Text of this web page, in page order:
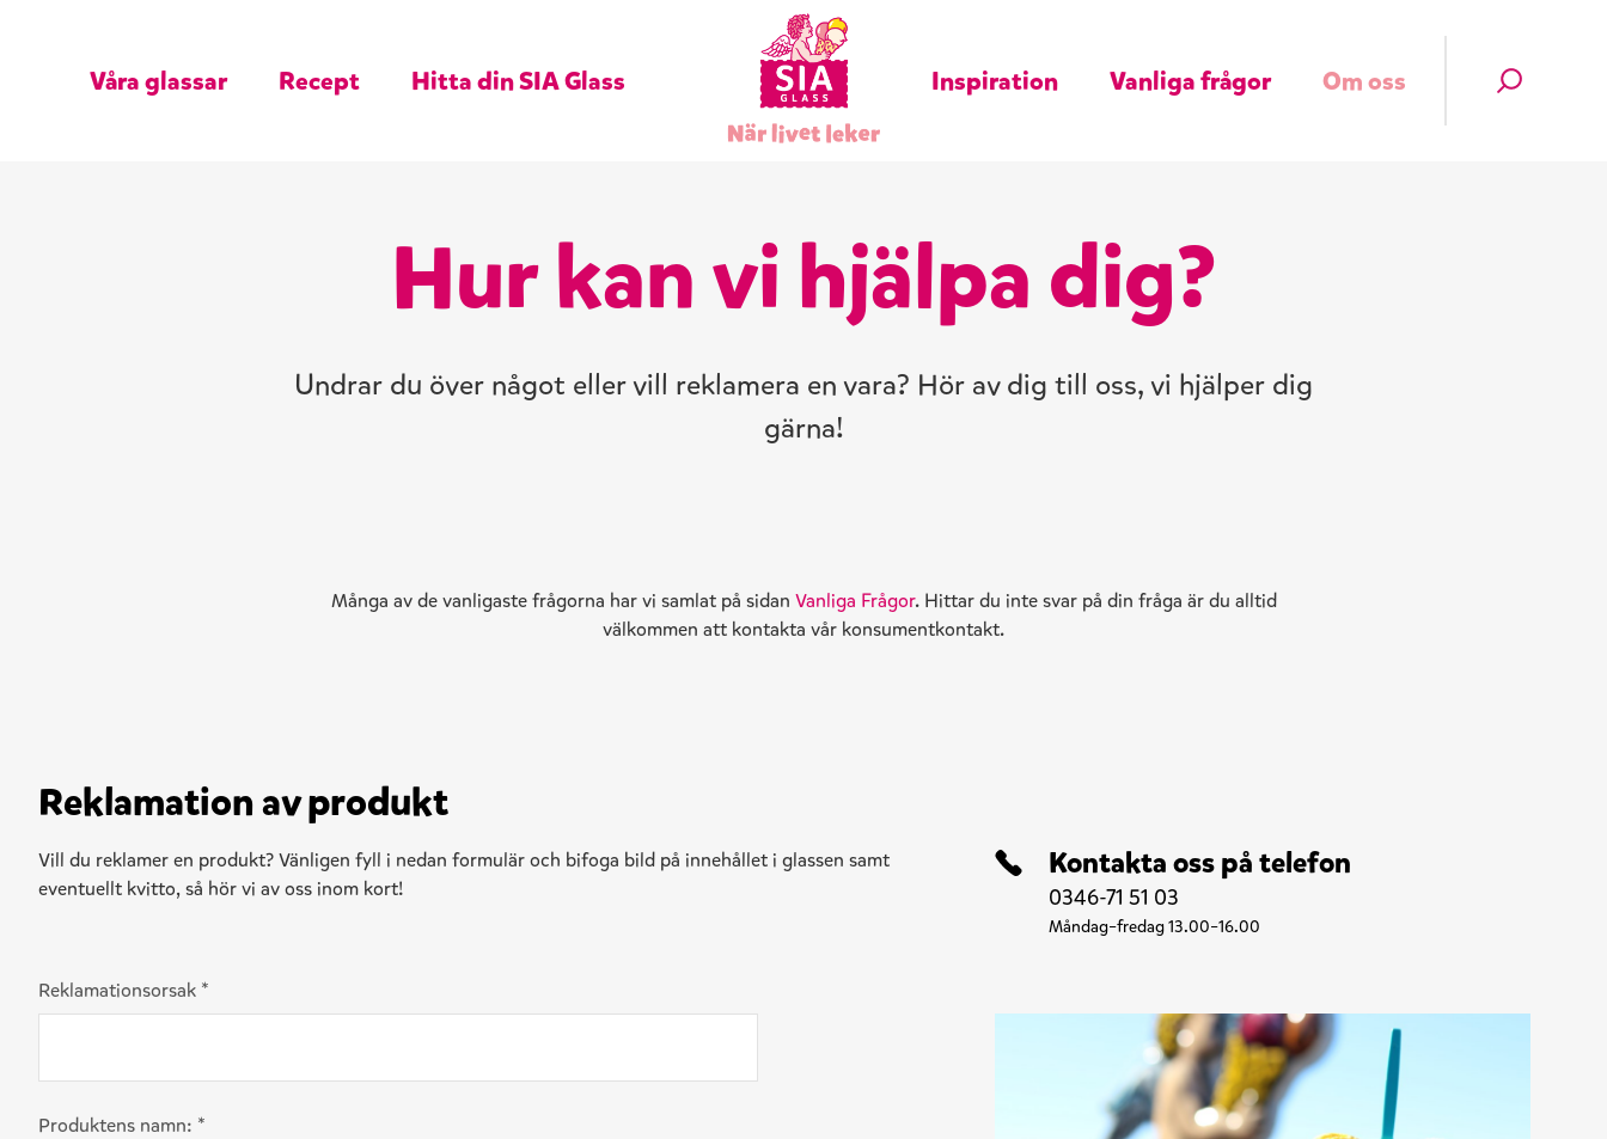
Våra glassar Recept Hitta din SIA Glass Inspiration Vanliga frågor Om oss
Hur kan vi hjälpa dig?
Undrar du över något eller vill reklamera en vara? Hör av dig till oss, vi hjälper dig
gärna!
Många av de vanligaste frågorna har vi samlat på sidan Vanliga Frågor. Hittar du inte svar på din fråga är du alltid
välkommen att kontakta vår konsumentkontakt.
Reklamation av produkt
Vill du reklamer en produkt? Vänligen fyll i nedan formulär och bifoga bild på innehållet i glassen samt
eventuellt kvitto, så hör vi av oss inom kort!
Reklamationsorsak *
Produktens namn: *
Kontakta oss på telefon
0346-71 51 03
Måndag–fredag 13.00–16.00